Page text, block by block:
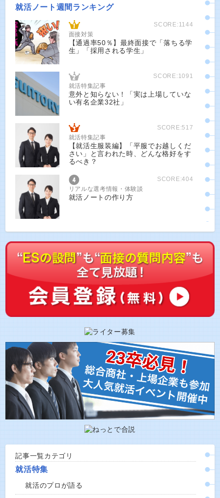
就活ノート週間ランキング
SCORE:1144
面接対策
【通過率50％】最終面接で「落ちる学
生」「採用される学生」
SCORE:1091
就活特集記事
意外と知らない！「実は上場していな
い有名企業32社」
SCORE:517
就活特集記事
【就活生服装編】「平服でお越しくだ
さい」と言われた時、どんな格好をす
るべき？
SCORE:404
リアルな選考情報・体験談
就活ノートの作り方
記事一覧カテゴリ
就活特集
就活のプロが語る